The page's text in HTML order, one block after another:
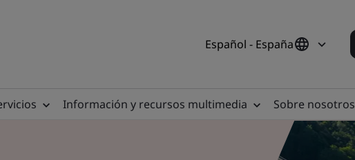
Español - España
Información y recursos multimedia Sobre nosotros